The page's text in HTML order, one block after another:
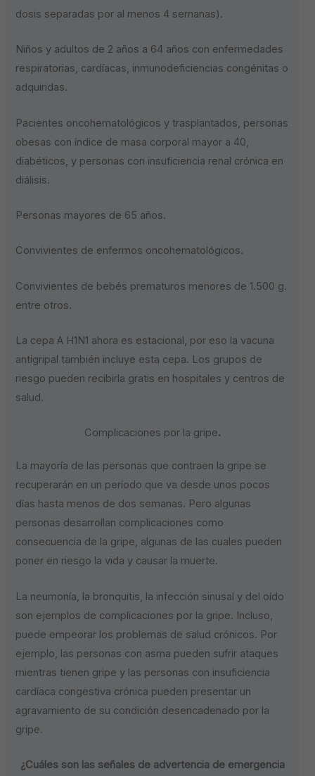
dosis separadas por al menos 4 semanas).
Niños y adultos de 2 años a 64 años con enfermedades
respiratorias, cardíacas, inmunodeficiencias congénitas o
adquiridas.
Pacientes oncohematológicos y trasplantados, personas
obesas con índice de masa corporal mayor a 40,
diabéticos, y personas con insuficiencia renal crónica en
diálisis.
Personas mayores de 65 años.
Convivientes de enfermos oncohematológicos.
Convivientes de bebés prematuros menores de 1.500 g.
entre otros.
La cepa A H1N1 ahora es estacional, por eso la vacuna
antigripal también incluye esta cepa. Los grupos de
riesgo pueden recibirla gratis en hospitales y centros de
salud.
Complicaciones por la gripe.
La mayoría de las personas que contraen la gripe se
recuperarán en un período que va desde unos pocos
días hasta menos de dos semanas. Pero algunas
personas desarrollan complicaciones como
consecuencia de la gripe, algunas de las cuales pueden
poner en riesgo la vida y causar la muerte.
La neumonía, la bronquitis, la infección sinusal y del oído
son ejemplos de complicaciones por la gripe. Incluso,
puede empeorar los problemas de salud crónicos. Por
ejemplo, las personas con asma pueden sufrir ataques
mientras tienen gripe y las personas con insuficiencia
cardíaca congestiva crónica pueden presentar un
agravamiento de su condición desencadenado por la
gripe.
¿Cuáles son las señales de advertencia de emergencia